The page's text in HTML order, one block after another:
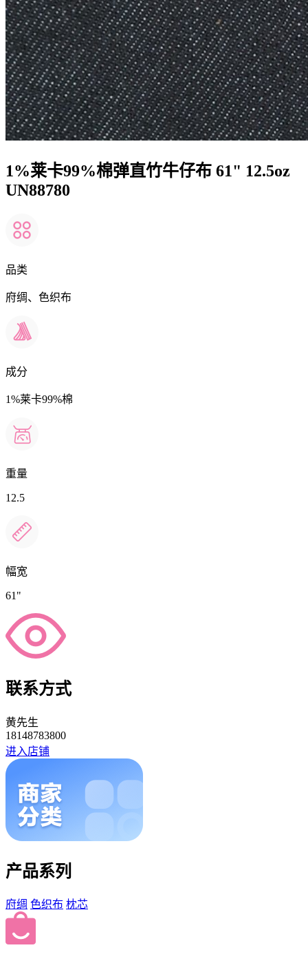
1%莱卡99%棉弹直竹牛仔布 61" 12.5oz
UN88780
品类
府绸、色织布
成分
1%莱卡99%棉
重量
12.5
幅宽
61"
联系方式
黄先生
18148783800
进入店铺
产品系列
府绸 色织布 枕芯